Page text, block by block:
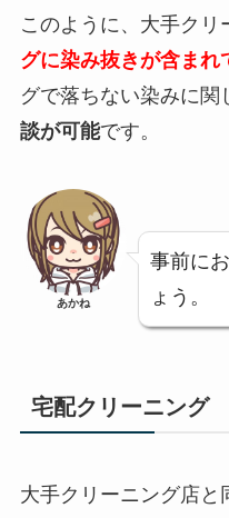
このように、大手クリ
グに染み抜きが含まれ
グで落ちない染みに関
談が可能です。
あかね
事前に
ょう。
宅配クリーニング
大手クリーニング店と